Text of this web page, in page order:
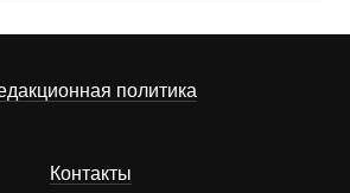
политика
Контакты